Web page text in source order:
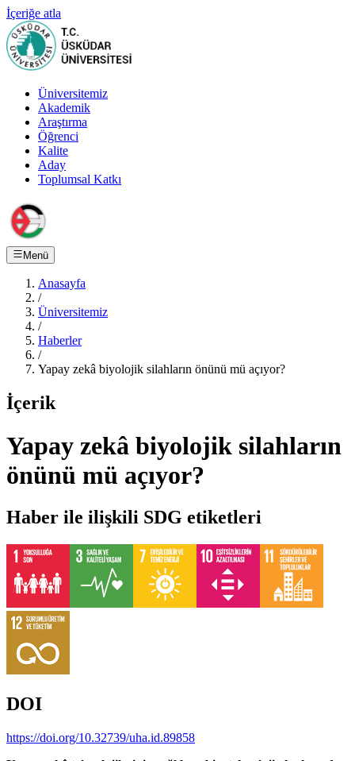
İçeriğe atla
Üniversitemiz
Akademik
Araştırma
Öğrenci
Kalite
Aday
Toplumsal Katkı
Menü
Anasayfa
/
Üniversitemiz
/
Haberler
/
Yapay zekâ biyolojik silahların önünü mü açıyor?
İçerik
Yapay zekâ biyolojik silahların
önünü mü açıyor?
Haber ile ilişkili SDG etiketleri
DOI
https://doi.org/10.32739/uha.id.89858